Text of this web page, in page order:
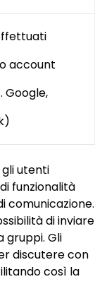
account
Google,
utenti
funzionalità
comunicazione.
di inviare
gruppi. Gli
discutere con
così la